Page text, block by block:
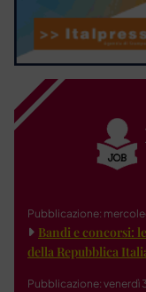
Pubblicazione:
Bandi e concorsi:
della Repubblica
Pubblicazione: venerdì